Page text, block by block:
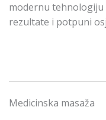
modernu
rezultate i potpuni
Medicinska masaža